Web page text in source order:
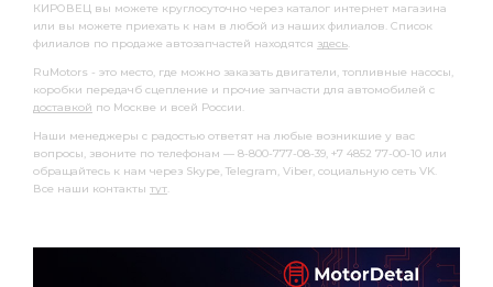
КИРОВЕЦ вы можете круглосуточно через каталог интернет магазина
или вы можете приехать к нам в любой из наших филиалов. Список
филиалов по продаже автозапчастей находятся здесь.
RuMotors - это место, где можно заказать двигатели, топливные насосы,
коробки передачб сцепление и прочие запчасти для автомобилей с
доставкой по Москве и всей России.
Наши менеджеры с радостью ответят на любые возникшие у вас
вопросы, звоните по телефонам — 8-800-777-08-39, +7 4852 77-00-10 или
обращайтесь к нам через Skype, Telegram, Viber, социальную сеть VK.
Все наши контакты тут.